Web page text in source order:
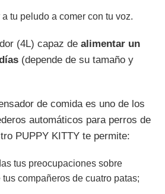
tu peludo a comer con tu voz.
(4L) capaz de alimentar un
(depende de su tamaño y
de comida es uno de los
automáticos para perros de
PUPPY KITTY te permite:
tus preocupaciones sobre
compañeros de cuatro patas;